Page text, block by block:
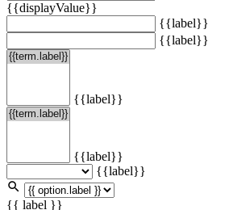
{{displayValue}}
{{label}}
{{label}}
{{label}}
{{label}}
{{label}}
{{ label }}